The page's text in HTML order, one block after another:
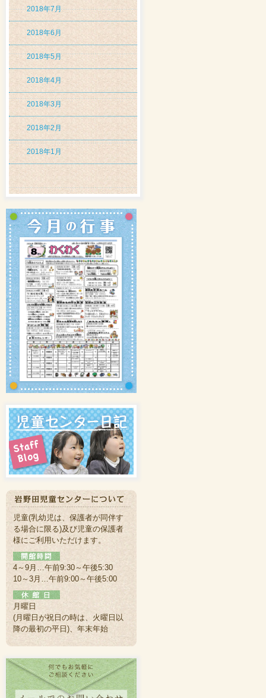
2018年7月
2018年6月
2018年5月
2018年4月
2018年3月
2018年2月
2018年1月
児童(乳幼児は、保護者が同伴す
る場合に限る)及び児童の保護者
様にご利用いただけます。
4～9月…午前9:30～午後5:30
10～3月…午前9:00～午後5:00
月曜日
(月曜日が祝日の時は、火曜日以
降の最初の平日)、年末年始